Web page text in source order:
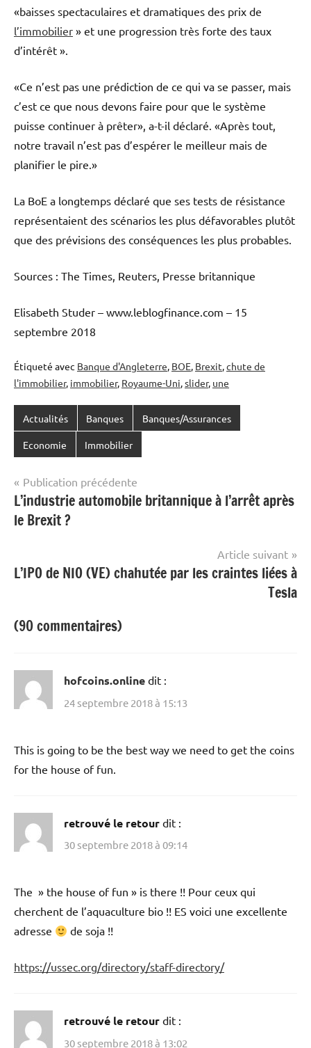
«baisses spectaculaires et dramatiques des prix de
l’immobilier » et une progression très forte des taux
d’intérêt ».
«Ce n’est pas une prédiction de ce qui va se passer, mais
c’est ce que nous devons faire pour que le système
puisse continuer à prêter», a-t-il déclaré. «Après tout,
notre travail n’est pas d’espérer le meilleur mais de
planifier le pire.»
La BoE a longtemps déclaré que ses tests de résistance
représentaient des scénarios les plus défavorables plutôt
que des prévisions des conséquences les plus probables.
Sources : The Times, Reuters, Presse britannique
Elisabeth Studer – www.leblogfinance.com – 15
septembre 2018
Étiqueté avec Banque d'Angleterre, BOE, Brexit,chute de
l'immobilier, immobilier, Royaume-Uni,slider, une
Actualités Banques Banques/Assurances
Economie Immobilier
Navigation
de
l’article
Publication précédente
L’industrie automobile britannique à l’arrêt après
le Brexit ?
Article suivant
L’IPO de NIO (VE) chahutée par les craintes liées à
Tesla
(90 commentaires)
hofcoins.online dit :
24 septembre 2018 à 15:13
This is going to be the best way we need to get the coins
for the house of fun.
retrouvé le retour dit :
30 septembre 2018 à 09:14
The » the house of fun » is there !! Pour ceux qui
cherchent de l’aquaculture bio !! ES voici une excellente
adresse
de soja !!
https://ussec.org/directory/staff-directory/
retrouvé le retour dit :
30 septembre 2018 à 13:02